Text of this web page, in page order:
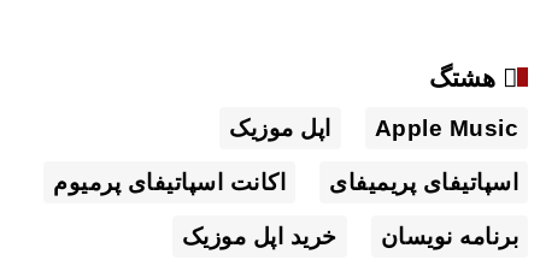
هشتگ
Apple Music اپل موزیک
اسپاتیفای پریمیفای اکانت اسپاتیفای پرمیوم
برنامه نویسان خرید اپل موزیک